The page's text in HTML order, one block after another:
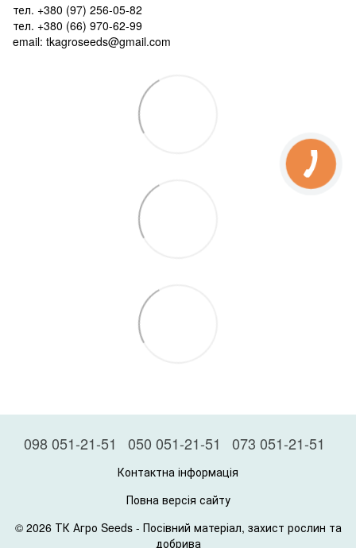
тел. +380 (97) 256-05-82
тел. +380 (66) 970-62-99
email: tkagroseeds@gmail.com
098 051-21-51 050 051-21-51 073 051-21-51
Контактна інформація
Повна версія сайту
© 2026 ТК Агро Seeds - Посівний матеріал, захист рослин та
добрива